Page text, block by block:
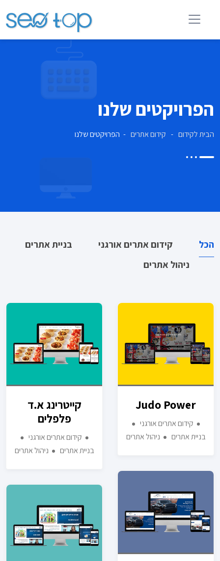
הפרויקטים שלנו
הבית לקידום קידום אתרים הפרויקטים שלנו
הכל קידום אתרים אורגני
בניית אתרים
ניהול אתרים
קייטרינג א.ד
פלפלים
קידום אתרים אורגני
בניית אתרים
ניהול אתרים
Judo Power
קידום אתרים אורגני
בניית אתרים
ניהול אתרים